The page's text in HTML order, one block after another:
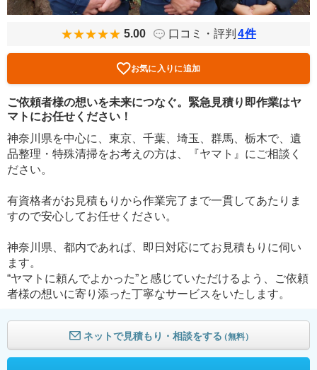
5.00 口コミ・評判 4件
お気に入りに追加
ご依頼者様の想いを未来につなぐ。緊急見積り即作業はヤ
マトにお任せください！
神奈川県を中心に、東京、千葉、埼玉、群馬、栃木で、遺
品整理・特殊清掃をお考えの方は、『ヤマト』にご相談く
ださい。
有資格者がお見積もりから作業完了まで一貫してあたりま
すので安心してお任せください。
神奈川県、都内であれば、即日対応にてお見積もりに伺い
ます。
“ヤマトに頼んでよかった”と感じていただけるよう、ご依頼
者様の想いに寄り添った丁寧なサービスをいたします。
ネットで見積もり・相談をする（無料）